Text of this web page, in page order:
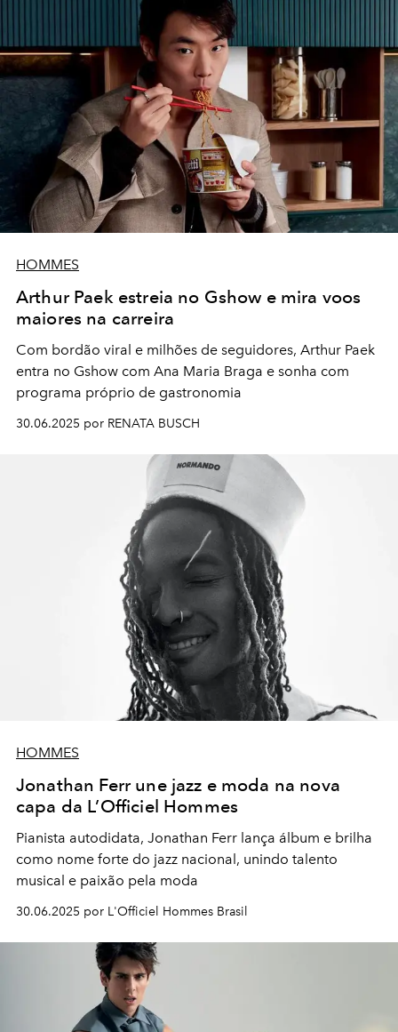
HOMMES
Arthur Paek estreia no Gshow e mira voos
maiores na carreira
Com bordão viral e milhões de seguidores, Arthur Paek
entra no Gshow com Ana Maria Braga e sonha com
programa próprio de gastronomia
30.06.2025 por RENATA BUSCH
HOMMES
Jonathan Ferr une jazz e moda na nova
capa da L’Officiel Hommes
Pianista autodidata, Jonathan Ferr lança álbum e brilha
como nome forte do jazz nacional, unindo talento
musical e paixão pela moda
30.06.2025 por L'Officiel Hommes Brasil